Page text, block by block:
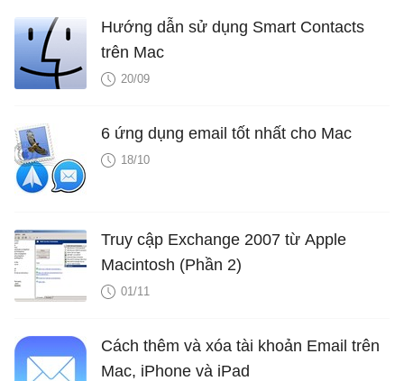
Hướng dẫn sử dụng Smart Contacts
trên Mac
20/09
6 ứng dụng email tốt nhất cho Mac
18/10
Truy cập Exchange 2007 từ Apple
Macintosh (Phần 2)
01/11
Cách thêm và xóa tài khoản Email trên
Mac, iPhone và iPad